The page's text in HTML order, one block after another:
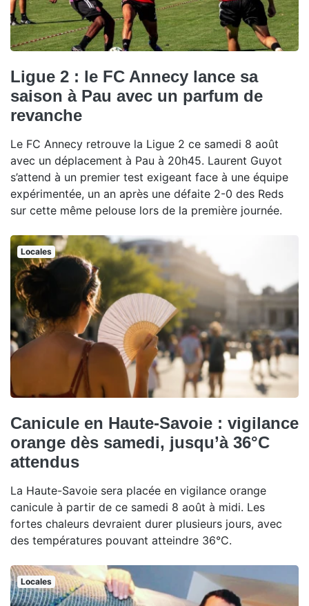
Ligue 2 : le FC Annecy lance sa
saison à Pau avec un parfum de
revanche
Le FC Annecy retrouve la Ligue 2 ce samedi 8 août
avec un déplacement à Pau à 20h45. Laurent Guyot
s’attend à un premier test exigeant face à une équipe
expérimentée, un an après une défaite 2-0 des Reds
sur cette même pelouse lors de la première journée.
Locales
Canicule en Haute-Savoie : vigilance
orange dès samedi, jusqu’à 36°C
attendus
La Haute-Savoie sera placée en vigilance orange
canicule à partir de ce samedi 8 août à midi. Les
fortes chaleurs devraient durer plusieurs jours, avec
des températures pouvant atteindre 36°C.
Locales